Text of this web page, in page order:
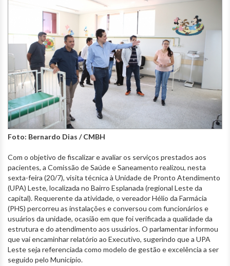
Foto: Bernardo Dias / CMBH
Com o objetivo de fiscalizar e avaliar os serviços prestados aos
pacientes, a Comissão de Saúde e Saneamento realizou, nesta
sexta-feira (20/7), visita técnica à Unidade de Pronto Atendimento
(UPA) Leste, localizada no Bairro Esplanada (regional Leste da
capital). Requerente da atividade, o vereador Hélio da Farmácia
(PHS) percorreu as instalações e conversou com funcionários e
usuários da unidade, ocasião em que foi verificada a qualidade da
estrutura e do atendimento aos usuários. O parlamentar informou
que vai encaminhar relatório ao Executivo, sugerindo que a UPA
Leste seja referenciada como modelo de gestão e excelência a ser
seguido pelo Município.